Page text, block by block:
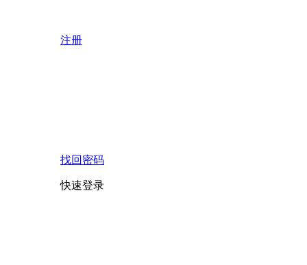
注册
找回密码
快速登录